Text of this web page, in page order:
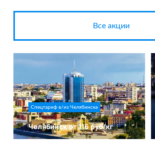
Все акции
Спецтариф в/из Челябинска
Челябинск от 116 руб/кг